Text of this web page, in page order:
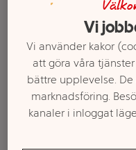
Välj
Sortimentet
Vi
Vi använder kakor
att göra våra
bättre upplevelse.
marknadsföring.
kanaler i inloggat